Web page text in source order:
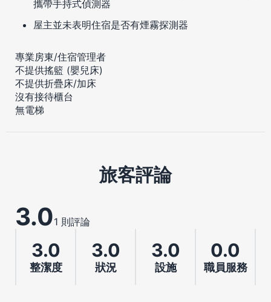
攜帶手持式偵測器
屋主並未表明住宿是否有煙霧探測器
專業房東/住宿管理者
不提供搖籃 (嬰兒床)
不提供折疊床/加床
沒有接待櫃台
無電梯
旅客評論
3.01 則評論
3.0
整潔度
3.0
狀況
3.0
設施
0.0
職員服務